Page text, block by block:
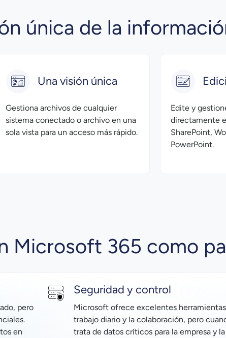
única de la
Una visión única
Gestiona archivos de cualquier
sistema conectado o archivo en una
sola vista para un acceso más rápido.
Edite y
directamente
SharePoint,
PowerPoint.
Microsoft 365 como
pero
en
Seguridad y control
Microsoft ofrece excelentes
trabajo diario y la colaboración, pero
trata de datos críticos para la empresa y